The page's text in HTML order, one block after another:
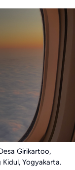
Girikartoo,
Yogyakarta.